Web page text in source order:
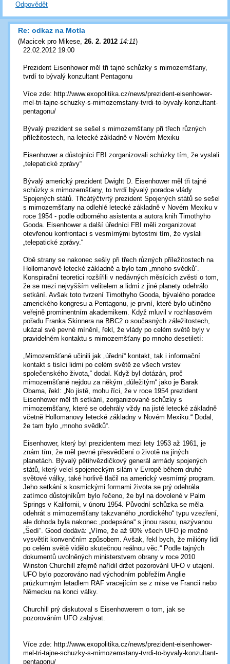
Odpovědět
Re: odkaz na Motla
(Macicek pro Mikese, 26. 2. 2012 14:11)
22.02.2012 19:00
Prezident Eisenhower měl tři tajné schůzky s mimozemšťany,
tvrdí to bývalý konzultant Pentagonu
Více zde: http://www.exopolitika.cz/news/prezident-eisenhower-
mel-tri-tajne-schuzky-s-mimozemstany-tvrdi-to-byvaly-konzultant-
pentagonu/
Bývalý prezident se sešel s mimozemšťany při třech různých
příležitostech, na letecké základně v Novém Mexiku
Eisenhower a důstojníci FBI zorganizovali schůzky tím, že vyslali
„telepatické zprávy“
Bývalý americký prezident Dwight D. Eisenhower měl tři tajné
schůzky s mimozemšťany, to tvrdí bývalý poradce vlády
Spojených států. Třicátýčtvrtý prezident Spojených států se sešel
s mimozemšťany na odlehlé letecké základně v Novém Mexiku v
roce 1954 - podle odborného asistenta a autora knih Timothyho
Gooda. Eisenhower a další úředníci FBI měli zorganizovat
otevřenou konfrontaci s vesmírnými bytostmi tím, že vyslali
„telepatické zprávy.“
Obě strany se nakonec sešly při třech různých příležitostech na
Hollomanově letecké základně a bylo tam „mnoho svědků“.
Konspirační teoretici rozšířili v nedávných měsících zvěsti o tom,
že se mezi nejvyšším velitelem a lidmi z jiné planety odehrálo
setkání. Avšak toto tvrzení Timothyho Gooda, bývalého poradce
amerického kongresu a Pentagonu, je první, které bylo učiněno
veřejně prominentním akademikem. Když mluvil v rozhlasovém
pořadu Franka Skinnera na BBC2 o současných záležitostech,
ukázal své pevné mínění, řekl, že vlády po celém světě byly v
pravidelném kontaktu s mimozemšťany po mnoho desetiletí:
„Mimozemšťané učinili jak „úřední“ kontakt, tak i informační
kontakt s tisíci lidmi po celém světě ze všech vrstev
společenského života,“ dodal. Když byl dotázán, proč
mimozemšťané nejdou za někým „důležitým“ jako je Barak
Obama, řekl: „No jistě, mohu říci, že v roce 1954 prezident
Eisenhower měl tři setkání, zorganizované schůzky s
mimozemšťany, které se odehrály vždy na jisté letecké základně
včetně Hollomanovy letecké základny v Novém Mexiku.“ Dodal,
že tam bylo „mnoho svědků“.
Eisenhower, který byl prezidentem mezi lety 1953 až 1961, je
znám tím, že měl pevné přesvědčení o životě na jiných
planetách. Bývalý pětihvězdičkový generál armády spojených
států, který velel spojeneckým silám v Evropě během druhé
světové války, také horlivě tlačil na americký vesmírný program.
Jeho setkání s kosmickými formami života se prý odehrála
zatímco důstojníkům bylo řečeno, že byl na dovolené v Palm
Springs v Kalifornii, v únoru 1954. Původní schůzka se měla
odehrát s mimozemšťany takzvaného „nordického“ typu vzezření,
ale dohoda byla nakonec „podepsána“ s jinou rasou, nazývanou
„Šedí“. Good dodává: „Víme, že až 90% všech UFO je možné
vysvětlit konvenčním způsobem. Avšak, řekl bych, že milióny lidí
po celém světě vidělo skutečnou reálnou věc.“ Podle tajných
dokumentů uvolněných ministerstvem obrany v roce 2010
Winston Churchill zřejmě nařídil držet pozorování UFO v utajení.
UFO bylo pozorováno nad východním pobřežím Anglie
průzkumným letadlem RAF vracejícím se z mise ve Francii nebo
Německu na konci války.
Churchill prý diskutoval s Eisenhowerem o tom, jak se
pozorováním UFO zabývat.
Více zde: http://www.exopolitika.cz/news/prezident-eisenhower-
mel-tri-tajne-schuzky-s-mimozemstany-tvrdi-to-byvaly-konzultant-
pentagonu/